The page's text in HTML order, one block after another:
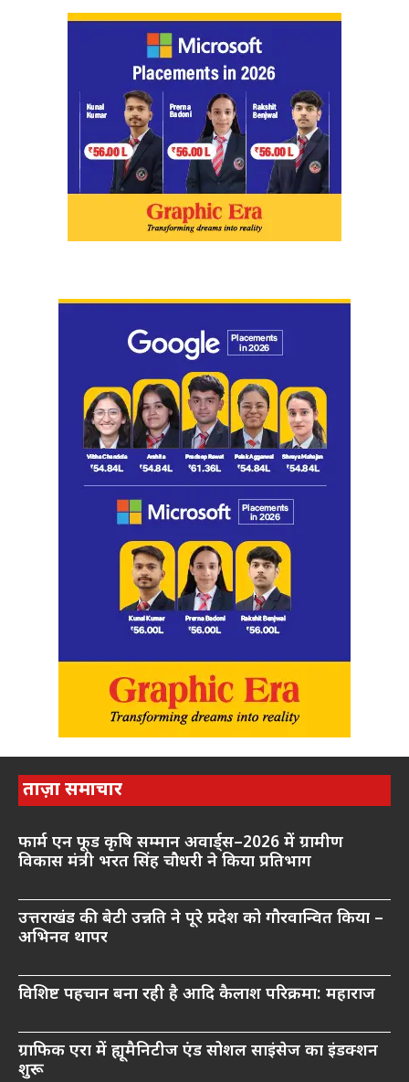
ताज़ा समाचार
फार्म एन फूड कृषि सम्मान अवार्ड्स–2026 में ग्रामीण
विकास मंत्री भरत सिंह चौधरी ने किया प्रतिभाग
उत्तराखंड की बेटी उन्नति ने पूरे प्रदेश को गौरवान्वित किया –
अभिनव थापर
विशिष्ट पहचान बना रही है आदि कैलाश परिक्रमा: महाराज
ग्राफिक एरा में ह्यूमैनिटीज एंड सोशल साइंसेज का इंडक्शन
शुरू